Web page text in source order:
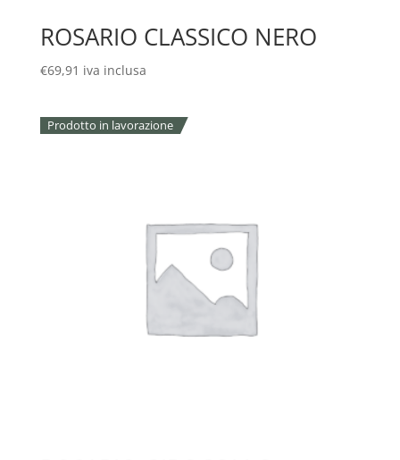
ROSARIO CLASSICO NERO
€69,91 iva inclusa
Prodotto in lavorazione